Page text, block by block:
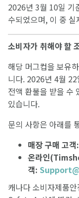
2026년 3월 10일 기
수되었으며, 이 중
소비자가 취해야할
해당 머그컵을 보유
니다. 2026년 4월
전액 환불을 받을 수
있습니다.
문의 사항은 아래를
매장구매 고객:
온라인
객:
캐나다 소비자제품